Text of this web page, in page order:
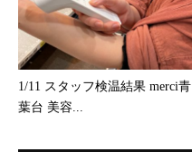
1/11 スタッフ検温結果 merci青
葉台 美容...